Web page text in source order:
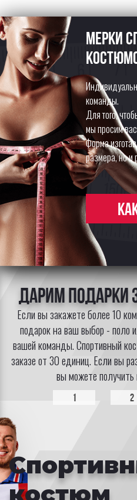
Мерки
команды.
Для того,
мы просим
Форма
размера, но и
Дарим подарки
Если вы закажете более 10
подарок на ваш выбор - поло
вашей команды. Спортивный
заказе от 30 единиц. Если вы
вы можете получить
костюм
1 2